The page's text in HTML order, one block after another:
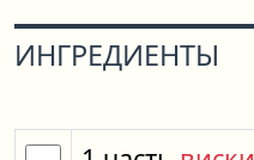
ИНГРЕДИЕНТЫ